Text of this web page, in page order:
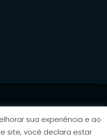
sua experiência e ao
site, você declara estar